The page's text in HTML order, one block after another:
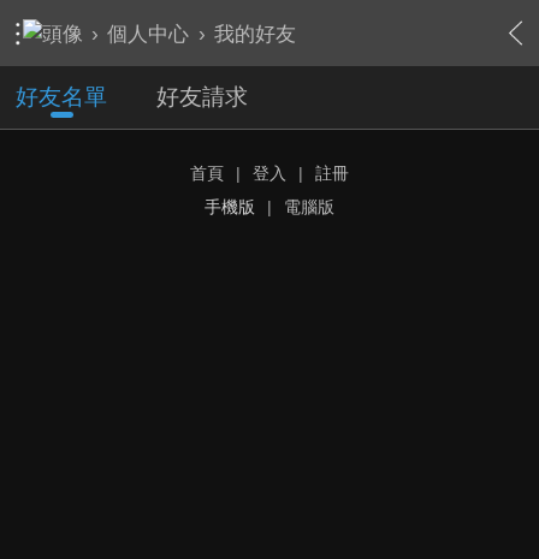
› 個人中心 › 我的好友
好友名單 好友請求
首頁 | 登入 |
註冊
手機版
| 電腦版